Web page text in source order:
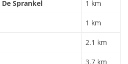
Sprankel 1 km
1 km
2.1 km
3.7 km